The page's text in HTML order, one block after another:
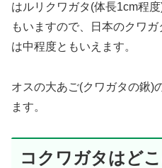
はルリクワガタ(体長1cm程
もいますので、日本のクワ
は中程度ともいえます。
オスの大あご(クワガタの鍬)
ます。
コクワガタはど